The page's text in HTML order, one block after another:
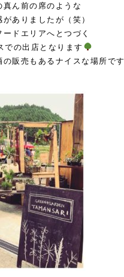
真ん前の席のような
ありましたが（笑）
ードエリアへとつづく
での出店となります
の販売もあるナイスな場所です